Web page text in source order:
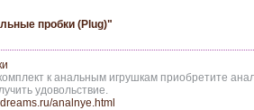
пробки (Plug)"
к анальным игрушкам приобретите
удовольствие.
analnye.html